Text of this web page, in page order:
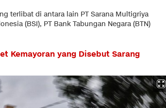
terlibat di antara lain PT Sarana Multigriya
(BSI), PT Bank Tabungan Negara (BTN)
Kemayoran yang Disebut Sarang